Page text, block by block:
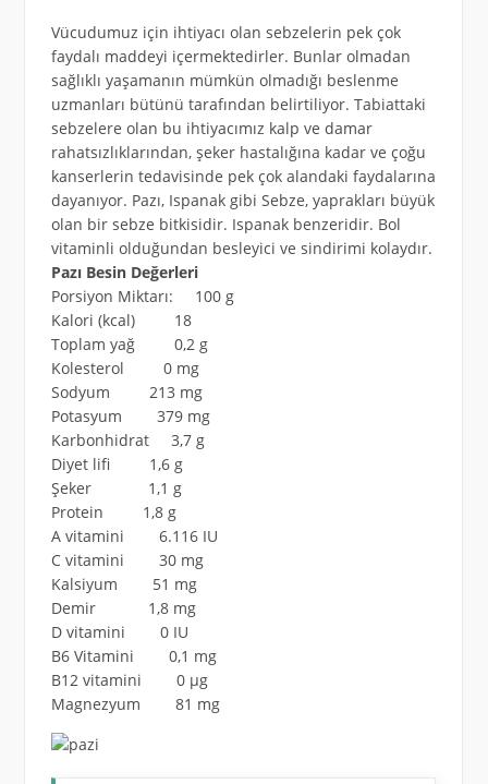
Vücudumuz için ihtiyacı olan sebzelerin pek çok
faydalı maddeyi içermektedirler. Bunlar olmadan
sağlıklı yaşamanın mümkün olmadığı beslenme
uzmanları bütünü tarafından belirtiliyor. Tabiattaki
sebzelere olan bu ihtiyacımız kalp ve damar
rahatsızlıklarından, şeker hastalığına kadar ve çoğu
kanserlerin tedavisinde pek çok alandaki faydalarına
dayanıyor. Pazı, Ispanak gibi Sebze, yaprakları büyük
olan bir sebze bitkisidir. Ispanak benzeridir. Bol
vitaminli olduğundan besleyici ve sindirimi kolaydır.
Pazı Besin Değerleri
Porsiyon Miktarı: 100 g
Kalori (kcal) 18
Toplam yağ 0,2 g
Kolesterol 0 mg
Sodyum 213 mg
Potasyum 379 mg
Karbonhidrat 3,7 g
Diyet lifi 1,6 g
Şeker 1,1 g
Protein 1,8 g
A vitamini 6.116 IU
C vitamini 30 mg
Kalsiyum 51 mg
Demir 1,8 mg
D vitamini 0 IU
B6 Vitamini 0,1 mg
B12 vitamini 0 µg
Magnezyum 81 mg